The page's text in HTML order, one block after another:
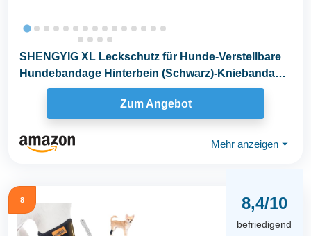
SHENGYIG XL Leckschutz für Hunde-Verstellbare
Hundebandage Hinterbein (Schwarz)-Kniebandage
Zum Angebot
Mehr anzeigen ⏷
8 8,4/10
befriedigend